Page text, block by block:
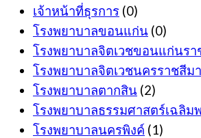
เจ้าหน้าที่ธุรการ (0)
โรงพยาบาลขอนแก่น (0)
โรงพยาบาลจิตเวชขอนแก่นร
โรงพยาบาลจิตเวชนครราชสี
โรงพยาบาลตากสิน (2)
โรงพยาบาลธรรมศาสตร์เฉลิม
โรงพยาบาลนครพิงค์ (1)